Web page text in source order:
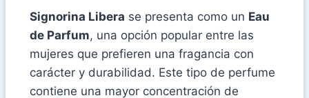
Signorina Libera se presenta como un Eau
de Parfum, una opción popular entre las
mujeres que prefieren una fragancia con
carácter y durabilidad. Este tipo de perfume
contiene una mayor concentración de